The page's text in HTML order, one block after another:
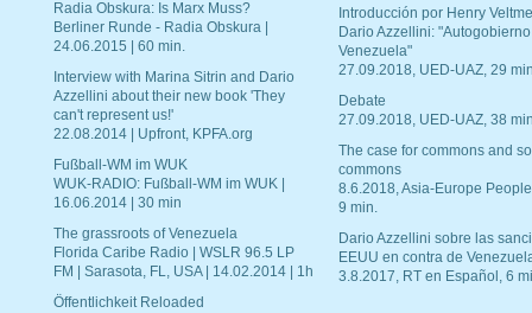
Radia Obskura: Is Marx Muss?
Berliner Runde - Radia Obskura |
24.06.2015 | 60 min.
Interview with Marina Sitrin and Dario
Azzellini about their new book 'They
can't represent us!'
22.08.2014 | Upfront, KPFA.org
Fußball-WM im WUK
WUK-RADIO: Fußball-WM im WUK |
16.06.2014 | 30 min
The grassroots of Venezuela
Florida Caribe Radio | WSLR 96.5 LP
FM | Sarasota, FL, USA | 14.02.2014 | 1h
Öffentlichkeit Reloaded
Introducción por Henry
Dario Azzellini:
Venezuela"
27.09.2018, UED-UAZ, 29
Debate
27.09.2018, UED-UAZ, 38
The case for commons and
commons
8.6.2018, Asia-Europe
9 min.
Dario Azzellini sobre las
EEUU en contra de
3.8.2017, RT en Español, 6